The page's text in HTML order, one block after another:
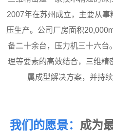
2007年在苏州成立，主要从
压生产。公司厂房面积
备二十余台，压力机三十六台
理等要素的高效结合，三维
属成型解决方案，并持
我们的愿景： 成为